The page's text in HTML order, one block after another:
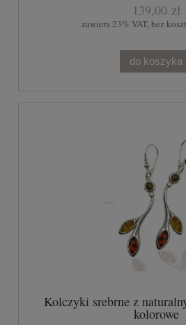
139,00 zł
zawiera 23% VAT, bez
do koszyka
Kolczyki srebrne z
kolorowe